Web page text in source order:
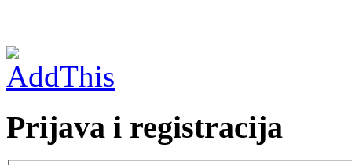
Prijava i registracija